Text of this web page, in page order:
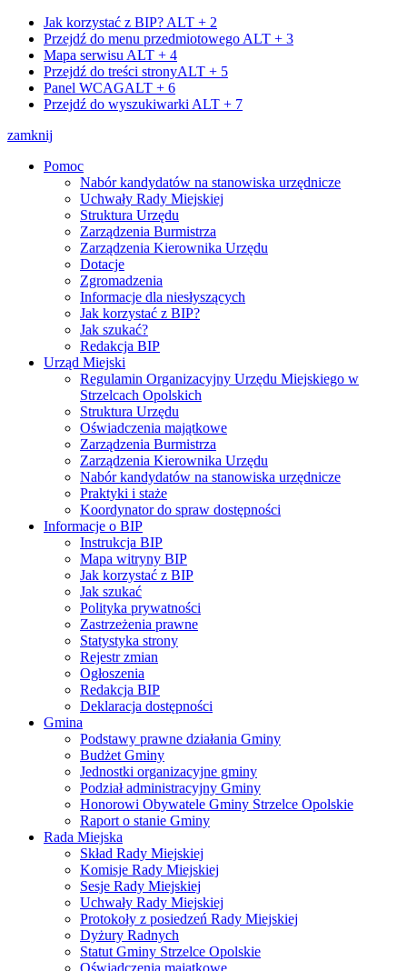
Jak korzystać z BIP? ALT + 2
Przejdź do menu przedmiotowego ALT + 3
Mapa serwisu ALT + 4
Przejdź do treści stronyALT + 5
Panel WCAGALT + 6
Przejdź do wyszukiwarki ALT + 7
zamknij
Pomoc
Nabór kandydatów na stanowiska urzędnicze
Uchwały Rady Miejskiej
Struktura Urzędu
Zarządzenia Burmistrza
Zarządzenia Kierownika Urzędu
Dotacje
Zgromadzenia
Informacje dla niesłyszących
Jak korzystać z BIP?
Jak szukać?
Redakcja BIP
Urząd Miejski
Regulamin Organizacyjny Urzędu Miejskiego w
Strzelcach Opolskich
Struktura Urzędu
Oświadczenia majątkowe
Zarządzenia Burmistrza
Zarządzenia Kierownika Urzędu
Nabór kandydatów na stanowiska urzędnicze
Praktyki i staże
Koordynator do spraw dostępności
Informacje o BIP
Instrukcja BIP
Mapa witryny BIP
Jak korzystać z BIP
Jak szukać
Polityka prywatności
Zastrzeżenia prawne
Statystyka strony
Rejestr zmian
Ogłoszenia
Redakcja BIP
Deklaracja dostępności
Gmina
Podstawy prawne działania Gminy
Budżet Gminy
Jednostki organizacyjne gminy
Podział administracyjny Gminy
Honorowi Obywatele Gminy Strzelce Opolskie
Raport o stanie Gminy
Rada Miejska
Skład Rady Miejskiej
Komisje Rady Miejskiej
Sesje Rady Miejskiej
Uchwały Rady Miejskiej
Protokoły z posiedzeń Rady Miejskiej
Dyżury Radnych
Statut Gminy Strzelce Opolskie
Oświadczenia majątkowe